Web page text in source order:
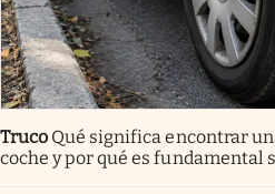
Truco Qué significa encontrar
coche y por qué es fundamental